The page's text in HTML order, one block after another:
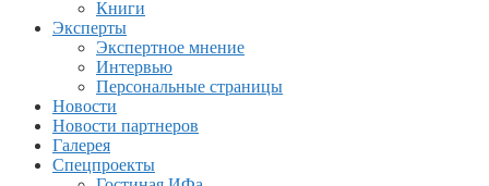
Книги
Эксперты
Экспертное мнение
Интервью
Персональные страницы
Новости
Новости партнеров
Галерея
Спецпроекты